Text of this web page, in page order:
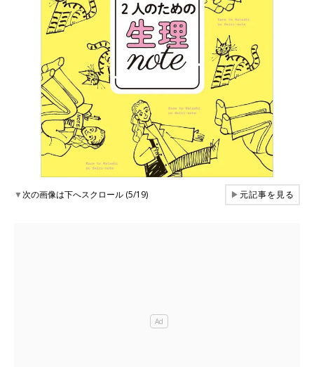
▼次の画像は下へスクロール (5/19) ▶元記事を見る